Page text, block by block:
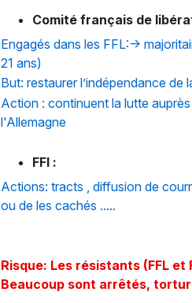
Comité français de
Engagés dans les FFL:->
21 ans)
But: restaurer l’indépendance de
Action : continuent la lutte
l'Allemagne
FFI :
Actions: tracts , diffusion de
ou de les cachés .....
Risque: Les résistants (FFL et
Beaucoup sont arrêtés,